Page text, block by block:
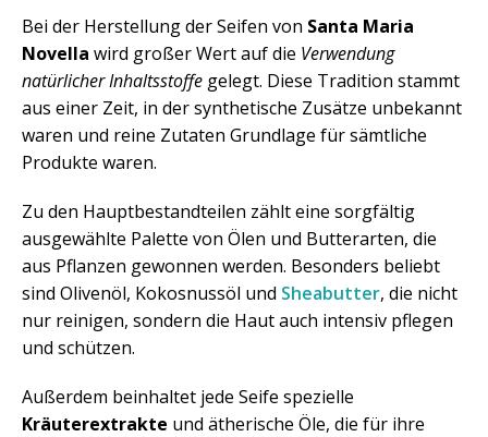
Bei der Herstellung der Seifen von Santa Maria
Novella wird großer Wert auf die Verwendung
natürlicher Inhaltsstoffe gelegt. Diese Tradition stammt
aus einer Zeit, in der synthetische Zusätze unbekannt
waren und reine Zutaten Grundlage für sämtliche
Produkte waren.
Zu den Hauptbestandteilen zählt eine sorgfältig
ausgewählte Palette von Ölen und Butterarten, die
aus Pflanzen gewonnen werden. Besonders beliebt
sind Olivenöl, Kokosnussöl und Sheabutter, die nicht
nur reinigen, sondern die Haut auch intensiv pflegen
und schützen.
Außerdem beinhaltet jede Seife spezielle
Kräuterextrakte und ätherische Öle, die für ihre